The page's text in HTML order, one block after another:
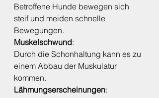
Betroffene Hunde bewegen sich
steif und meiden schnelle
Bewegungen.
Muskelschwund:
Durch die Schonhaltung kann es zu
einem Abbau der Muskulatur
kommen.
Lähmungserscheinungen: